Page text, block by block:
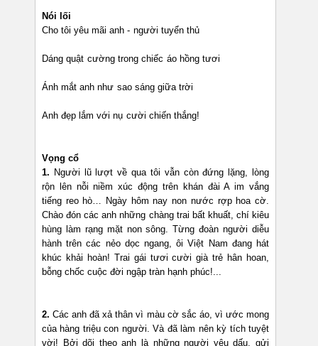
Nói lối
Cho tôi yêu mãi anh - người tuyển thủ
Dáng quật cường trong chiếc áo hồng tươi
Ánh mắt anh như sao sáng giữa trời
Anh đẹp lắm với nụ cười chiến thắng!
Vọng cổ
1. Người lũ lượt về qua tôi vẫn còn đứng lặng, lòng
rộn lên nỗi niềm xúc động trên khán đài A im vắng
tiếng reo hò… Ngày hôm nay non nước rợp hoa cờ.
Chào đón các anh những chàng trai bất khuất, chí kiêu
hùng làm rạng mặt non sông. Từng đoàn người diễu
hành trên các nẻo dọc ngang, ôi Việt Nam đang hát
khúc khải hoàn! Trai gái tươi cười già trẻ hân hoan,
bỗng chốc cuộc đời ngập tràn hạnh phúc!...
2.Các anh đã xả thân vì màu cờ sắc áo, vì ước mong
của hàng triệu con người. Và đã làm nên kỳ tích tuyệt
vời! Bởi dõi theo anh là những người yêu dấu, gửi